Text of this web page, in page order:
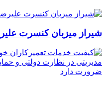
شیراز میزبان کنسرت